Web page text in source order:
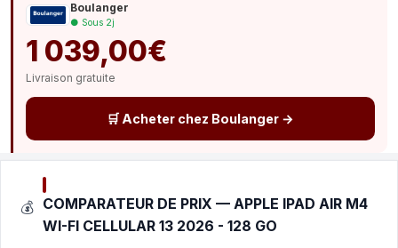
Boulanger
● Sous 2j
1 039,00€
Livraison gratuite
🛒 Acheter chez Boulanger →
💰 COMPARATEUR DE PRIX — APPLE IPAD AIR M4
WI-FI CELLULAR 13 2026 - 128 GO